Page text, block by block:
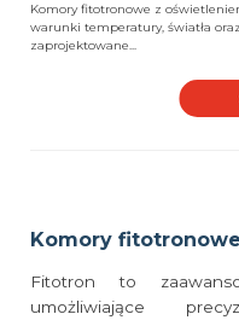
Komory fitotronowe z
warunki temperatury, światła
zaprojektowane...
Komory
Fitotron to
umożliwiające